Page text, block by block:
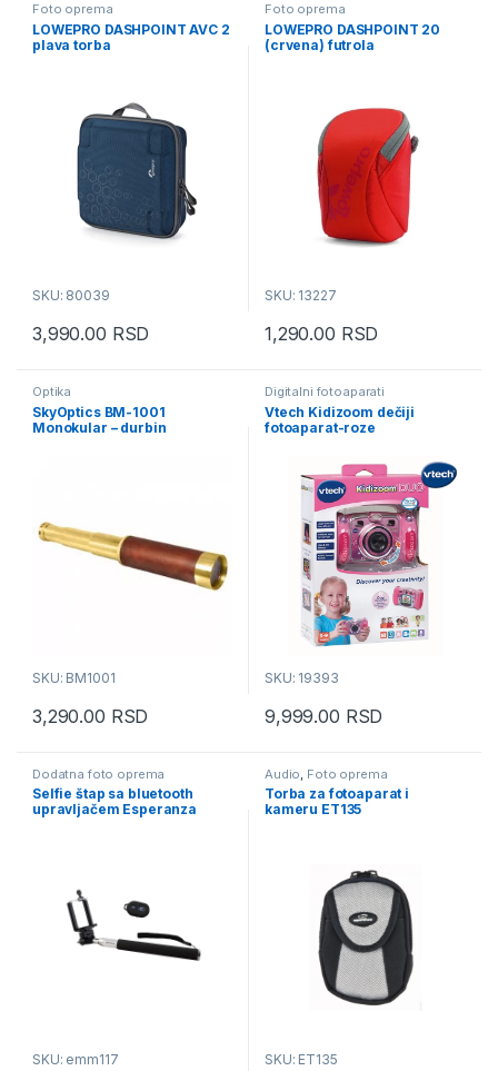
Foto oprema
LOWEPRO DASHPOINT AVC 2
plava torba
SKU: 80039
3,990.00 RSD
Foto oprema
LOWEPRO DASHPOINT 20
(crvena) futrola
SKU: 13227
1,290.00 RSD
Optika
SkyOptics BM-1001
Monokular – durbin
SKU: BM1001
3,290.00 RSD
Digitalni fotoaparati
Vtech Kidizoom dečiji
fotoaparat-roze
SKU: 19393
9,999.00 RSD
Dodatna foto oprema
Selfie štap sa bluetooth
upravljačem Esperanza
SKU: emm117
Audio Foto oprema
Torba za fotoaparat i
kameru ET135
SKU: ET135